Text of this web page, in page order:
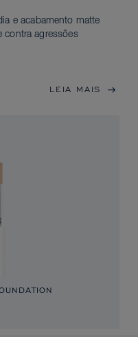
e acabamento matte
contra agressões
LEIA MAIS